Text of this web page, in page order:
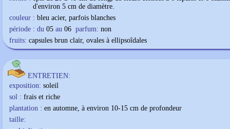
d'environ 5 cm de diamètre.
couleur : bleu acier, parfois blanches
période : du 05 au 06 parfum: non
fruits: capsules brun clair, ovales à ellipsoîdales
ENTRETIEN:
exposition: soleil
sol : frais et riche
plantation : en automne, à environ 10-15 cm de profondeur
taille: